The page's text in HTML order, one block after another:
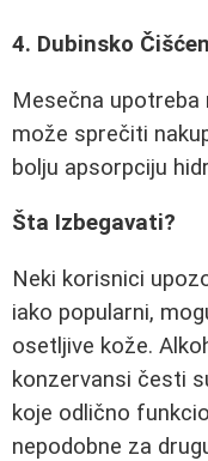
4. Dubinsko
Mesečna upotreba
može sprečiti
bolju apsorpciju
Šta Izbegavati?
Neki korisnici
iako popularni,
osetljive kože.
konzervansi česti
koje odlično
nepodobne za